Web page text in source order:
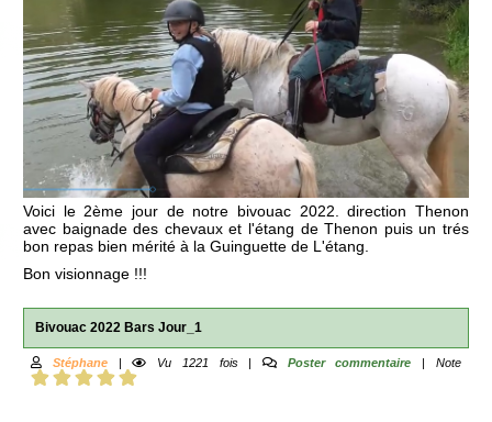
Voici le 2ème jour de notre bivouac 2022. direction Thenon
avec baignade des chevaux et l'étang de Thenon puis un trés
bon repas bien mérité à la Guinguette de L'étang.
Bon visionnage !!!
Bivouac 2022 Bars Jour_1
Stéphane| Vu 1221 fois | Poster commentaire | Note